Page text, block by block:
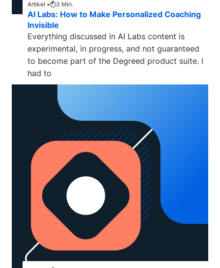
Artikel • 3 Min.
AI Labs: How to Make Personalized Coaching
Invisible
Everything discussed in AI Labs content is
experimental, in progress, and not guaranteed
to become part of the Degreed product suite. I
had to